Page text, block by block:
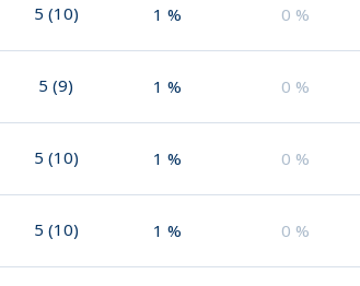
5 (10) 1 % 0 %
5 (9) 1 % 0 %
5 (10) 1 % 0 %
5 (10) 1 % 0 %